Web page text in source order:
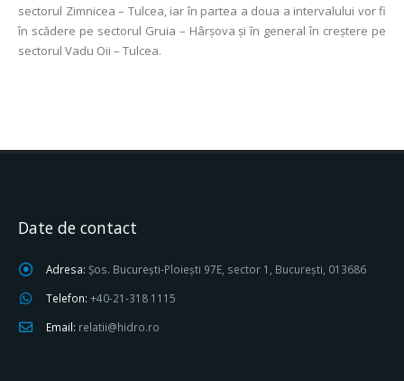
sectorul Zimnicea – Tulcea, iar în partea a doua a intervalului vor fi
în scădere pe sectorul Gruia – Hârșova și în general în creștere pe
sectorul Vadu Oii – Tulcea.
Date de contact
Adresa: Șos. București-Ploiești 97E, sector 1, București, 013686
Telefon: +40-21-318 1115
Email: relatii@hidro.ro